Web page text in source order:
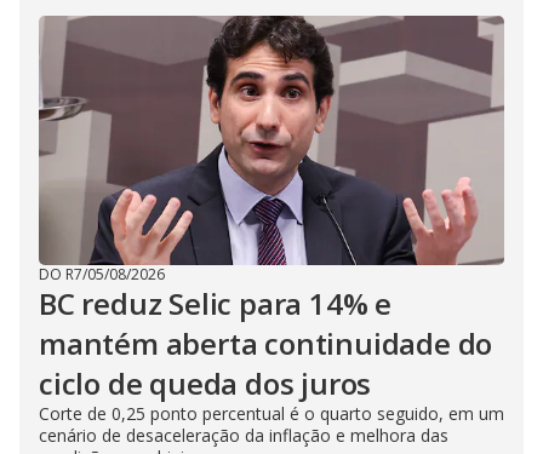
DO R7/05/08/2026
BC reduz Selic para 14% e
mantém aberta continuidade do
ciclo de queda dos juros
Corte de 0,25 ponto percentual é o quarto seguido, em um
cenário de desaceleração da inflação e melhora das